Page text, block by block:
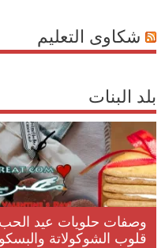
شكاوى التعليم
بلد البنات
وصفات حلويات عيد
قلوب الشوكولاتة